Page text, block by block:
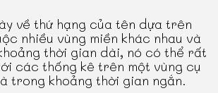
về thứ hạng của tên dựa trên
nhiều vùng miền khác nhau và
thời gian dài, nó có thể rất
các thống kê trên một vùng cụ
trong khoảng thời gian ngắn.